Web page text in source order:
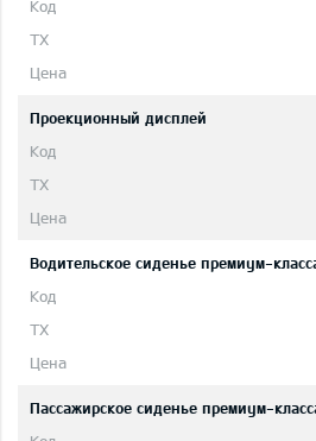
Проекционный дисплей
Водительское сиденье премиум-
Пассажирское сиденье премиум-